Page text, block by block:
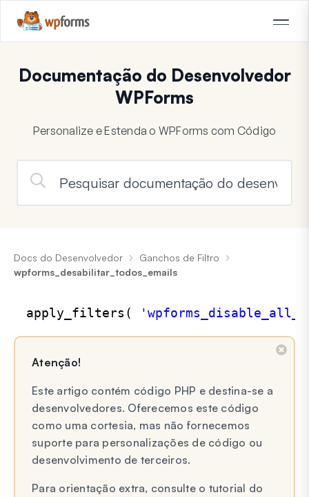
Documentação do Desenvolvedor
WPForms
Personalize e Estenda o WPForms com Código
Docs do Desenvolvedor
Ganchos de Filtro
wpforms_desabilitar_todos_emails
apply_filters(
Atenção!
Este artigo contém código PHP e destina-se a
desenvolvedores. Oferecemos este código
como uma cortesia, mas não fornecemos
suporte para personalizações de código ou
desenvolvimento de terceiros.
Para orientação extra, consulte o tutorial do